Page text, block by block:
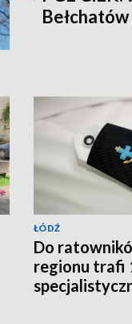
ŁÓDŹ
Do
regionu trafi